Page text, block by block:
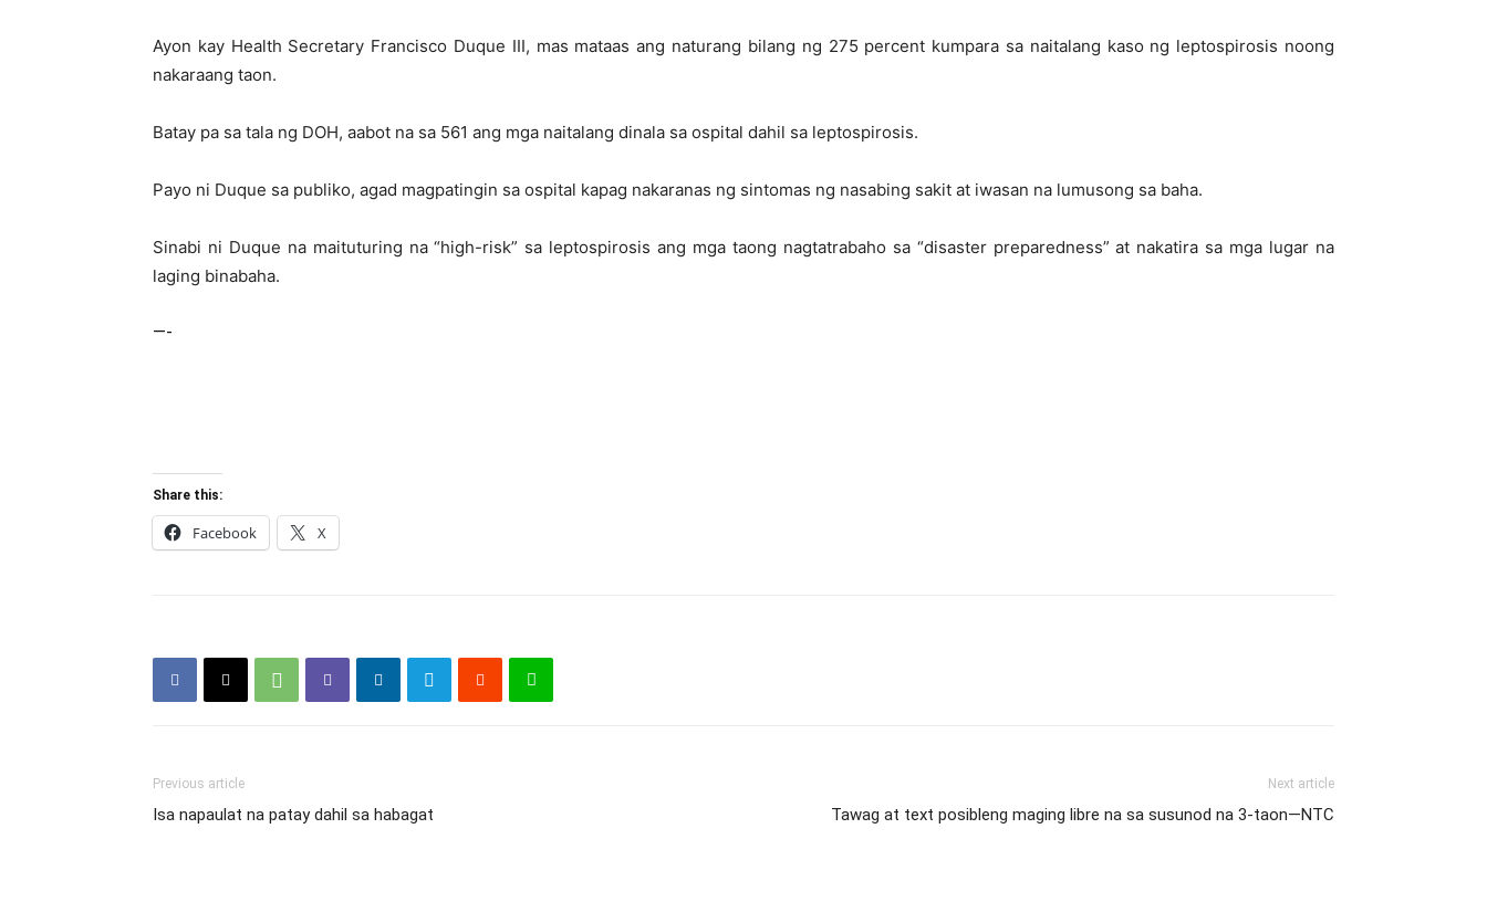
Ayon kay Health Secretary Francisco Duque III, mas mataas ang naturang bilang ng 275 percent kumpara sa naitalang kaso ng leptospirosis noong
nakaraang taon.
Batay pa sa tala ng DOH, aabot na sa 561 ang mga naitalang dinala sa ospital dahil sa leptospirosis.
Payo ni Duque sa publiko, agad magpatingin sa ospital kapag nakaranas ng sintomas ng nasabing sakit at iwasan na lumusong sa baha.
Sinabi ni Duque na maituturing na “high-risk” sa leptospirosis ang mga taong nagtatrabaho sa “disaster preparedness” at nakatira sa mga lugar na
laging binabaha.
—-
Share this:
Facebook X
Previous article
Isa napaulat na patay dahil sa habagat
Next article
Tawag at text posibleng maging libre na sa susunod na 3-taon—NTC